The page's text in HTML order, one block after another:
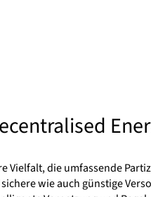
Vielfalt, die umfassende
wie auch günstige